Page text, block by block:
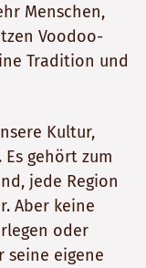
Menschen,
Voodoo-
Tradition und
Kultur,
gehört zum
jede Region
Aber keine
oder
seine eigene